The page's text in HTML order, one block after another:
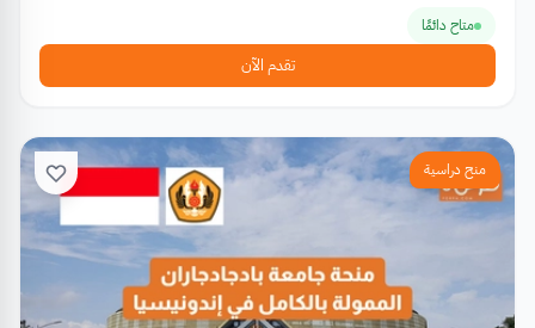
متاح دائمًا
تقدم الآن
منح دراسية